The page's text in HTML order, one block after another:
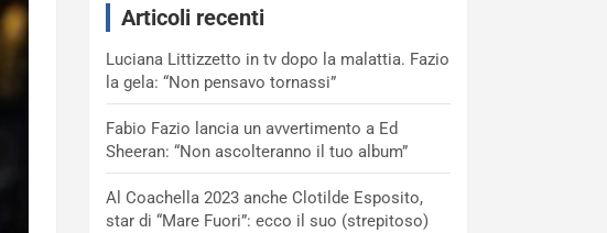
Articoli recenti
Luciana Littizzetto in tv dopo la malattia. Fazio
la gela: “Non pensavo tornassi”
Fabio Fazio lancia un avvertimento a Ed
Sheeran: “Non ascolteranno il tuo album”
Al Coachella 2023 anche Clotilde Esposito,
star di “Mare Fuori”: ecco il suo (strepitoso)